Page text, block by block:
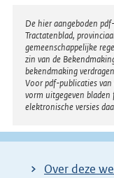
Disclaimer
De hier aangeboden
Tractatenblad,
gemeenschappelijke
zin van de
bekendmaking
Voor pdf-publicaties
vorm uitgegeven
elektronische versies
Over deze